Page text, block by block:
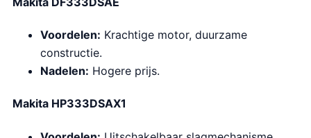
Voordelen: Krachtige motor, duurzame
constructie.
Nadelen: Hogere prijs.
Makita HP333DSAX1